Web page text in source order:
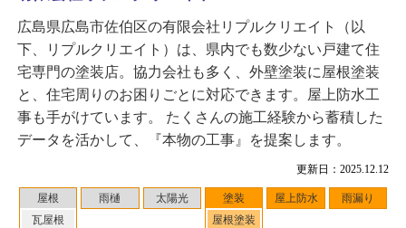
更新日：2025.12.12
屋根
瓦屋根
雨樋 太陽光
塗装
屋根塗装
屋上防水 雨漏り
広島県広島市佐伯区の有限会社リプルクリエイト（以
下、リプルクリエイト）は、県内でも数少ない戸建て住
宅専門の塗装店。協力会社も多く、外壁塗装に屋根塗装
と、住宅周りのお困りごとに対応できます。屋上防水工
事も手がけています。 たくさんの施工経験から蓄積した
データを活かして、『本物の工事』を提案します。